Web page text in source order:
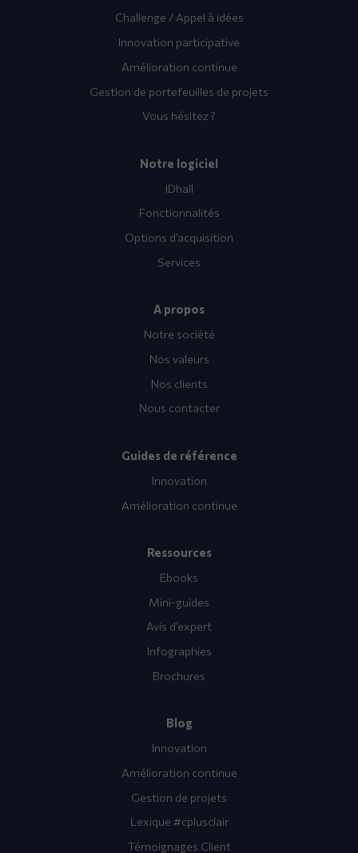
Challenge / Appel à idées
Innovation participative
Amélioration continue
Gestion de portefeuilles de projets
Vous hésitez ?
Notre logiciel
IDhall
Fonctionnalités
Options d’acquisition
Services
A propos
Notre société
Nos valeurs
Nos clients
Nous contacter
Guides de référence
Innovation
Amélioration continue
Ressources
Ebooks
Mini-guides
Avis d’expert
Infographies
Brochures
Blog
Innovation
Amélioration continue
Gestion de projets
Lexique #cplusclair
Témoignages Client